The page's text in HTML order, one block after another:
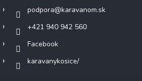
podpora@karavanom.sk
+421 940 942 560
Facebook
karavanykosice/